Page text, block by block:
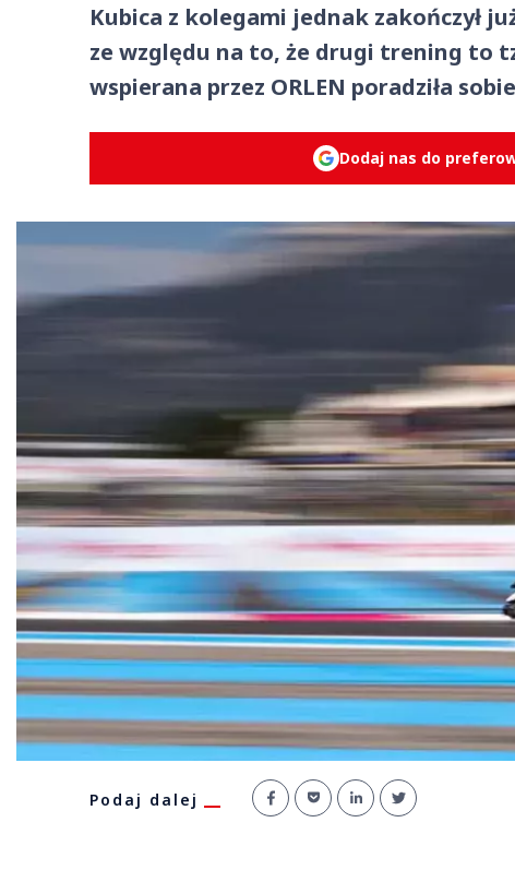
Kubica z kolegami jednak zakończył
ze względu na to, że drugi trening to
wspierana przez ORLEN poradziła
Dodaj nas do
Podaj dalej